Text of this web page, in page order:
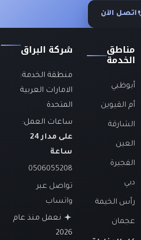
اتصل الآن
مناطق
الخدمة
أبوظبي
أم القيوين
الشارقة
العين
الفجيرة
دبي
رأس الخيمة
عجمان
شركة البراق
منطقة الخدمة:
الامارات العربية
المتحدة
ساعات العمل:
على مدار 24
ساعة
0506055208
تواصل عبر
واتساب
نعمل منذ عام
2026